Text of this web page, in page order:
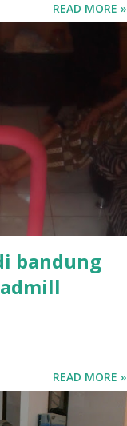
READ MORE »
bandung
READ MORE »